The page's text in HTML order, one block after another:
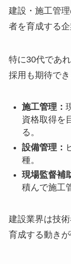
建設・施工管
者を育成する企
特に30代であ
採用も期待でき
施工管理：
資格取得を
る。
設備管理：
種。
現場監督補
積んで施工
建設業界は技
育成する動きが